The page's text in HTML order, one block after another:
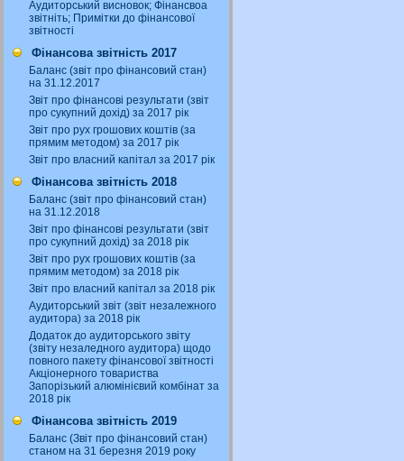
Аудиторський висновок; Фінансвоа
звітніть; Примітки до фінансової
звітності
Фінансова звітність 2017
Баланс (звіт про фінансовий стан)
на 31.12.2017
Звіт про фінансові результати (звіт
про сукупний дохід) за 2017 рік
Звіт про рух грошових коштів (за
прямим методом) за 2017 рік
Звіт про власний капітал за 2017 рік
Фінансова звітність 2018
Баланс (звіт про фінансовий стан)
на 31.12.2018
Звіт про фінансові результати (звіт
про сукупний дохід) за 2018 рік
Звіт про рух грошових коштів (за
прямим методом) за 2018 рік
Звіт про власний капітал за 2018 рік
Аудиторський звіт (звіт незалежного
аудитора) за 2018 рік
Додаток до аудиторського звіту
(звіту незаледного аудитора) щодо
повного пакету фінансової звітності
Акціонерного товариства
Запорізький алюмінієвий комбінат за
2018 рік
Фінансова звітність 2019
Баланс (Звіт про фінансовий стан)
станом на 31 березня 2019 року